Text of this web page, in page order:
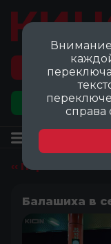
‹‹ Перейти ко
Балашиха в
справа